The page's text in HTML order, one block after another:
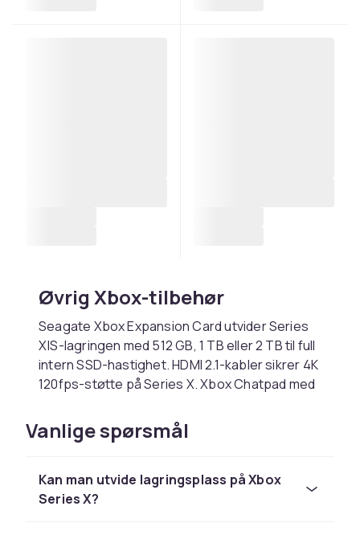
Øvrig Xbox-tilbehør
Seagate Xbox Expansion Card utvider Series
X|S-lagringen med 512 GB, 1 TB eller 2 TB til full
intern SSD-hastighet. HDMI 2.1-kabler sikrer 4K
120fps-støtte på Series X. Xbox Chatpad med
Microsoft har investert massivt i Xbox-
økosystemet via oppkjøp av Activision
Studios har over 20 studioer som produserer
eksklusivt innhold. Xbox Game Pass gir tilgang
Vanlige spørsmål
Kan man utvide lagringsplass på Xbox
Series X?